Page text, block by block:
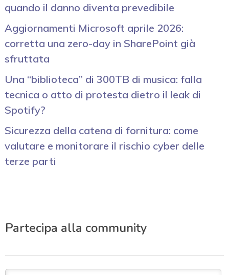
quando il danno diventa prevedibile
Aggiornamenti Microsoft aprile 2026:
corretta una zero-day in SharePoint già
sfruttata
Una “biblioteca” di 300TB di musica: falla
tecnica o atto di protesta dietro il leak di
Spotify?
Sicurezza della catena di fornitura: come
valutare e monitorare il rischio cyber delle
terze parti
Partecipa alla community